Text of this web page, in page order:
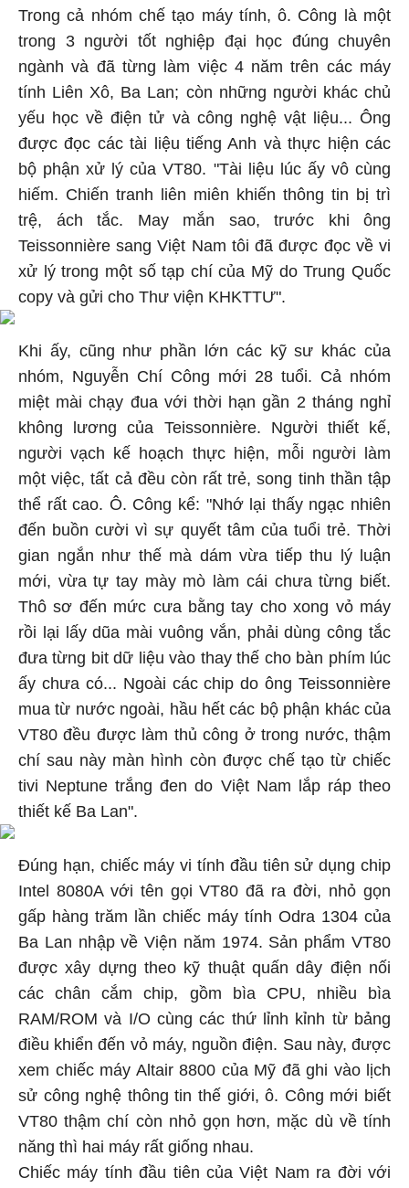
Trong cả nhóm chế tạo máy tính, ô. Công là một
trong 3 người tốt nghiệp đại học đúng chuyên
ngành và đã từng làm việc 4 năm trên các máy
tính Liên Xô, Ba Lan; còn những người khác chủ
yếu học về điện tử và công nghệ vật liệu... Ông
được đọc các tài liệu tiếng Anh và thực hiện các
bộ phận xử lý của VT80. "Tài liệu lúc ấy vô cùng
hiếm. Chiến tranh liên miên khiến thông tin bị trì
trệ, ách tắc. May mắn sao, trước khi ông
Teissonnière sang Việt Nam tôi đã được đọc về vi
xử lý trong một số tạp chí của Mỹ do Trung Quốc
copy và gửi cho Thư viện KHKTTƯ".
Khi ấy, cũng như phần lớn các kỹ sư khác của
nhóm, Nguyễn Chí Công mới 28 tuổi. Cả nhóm
miệt mài chạy đua với thời hạn gần 2 tháng nghỉ
không lương của Teissonnière. Người thiết kế,
người vạch kế hoạch thực hiện, mỗi người làm
một việc, tất cả đều còn rất trẻ, song tinh thần tập
thể rất cao. Ô. Công kể: "Nhớ lại thấy ngạc nhiên
đến buồn cười vì sự quyết tâm của tuổi trẻ. Thời
gian ngắn như thế mà dám vừa tiếp thu lý luận
mới, vừa tự tay mày mò làm cái chưa từng biết.
Thô sơ đến mức cưa bằng tay cho xong vỏ máy
rồi lại lấy dũa mài vuông vắn, phải dùng công tắc
đưa từng bit dữ liệu vào thay thế cho bàn phím lúc
ấy chưa có... Ngoài các chip do ông Teissonnière
mua từ nước ngoài, hầu hết các bộ phận khác của
VT80 đều được làm thủ công ở trong nước, thậm
chí sau này màn hình còn được chế tạo từ chiếc
tivi Neptune trắng đen do Việt Nam lắp ráp theo
thiết kế Ba Lan".
Đúng hạn, chiếc máy vi tính đầu tiên sử dụng chip
Intel 8080A với tên gọi VT80 đã ra đời, nhỏ gọn
gấp hàng trăm lần chiếc máy tính Odra 1304 của
Ba Lan nhập về Viện năm 1974. Sản phẩm VT80
được xây dựng theo kỹ thuật quấn dây điện nối
các chân cắm chip, gồm bìa CPU, nhiều bìa
RAM/ROM và I/O cùng các thứ lỉnh kỉnh từ bảng
điều khiển đến vỏ máy, nguồn điện. Sau này, được
xem chiếc máy Altair 8800 của Mỹ đã ghi vào lịch
sử công nghệ thông tin thế giới, ô. Công mới biết
VT80 thậm chí còn nhỏ gọn hơn, mặc dù về tính
năng thì hai máy rất giống nhau.
Chiếc máy tính đầu tiên của Việt Nam ra đời với